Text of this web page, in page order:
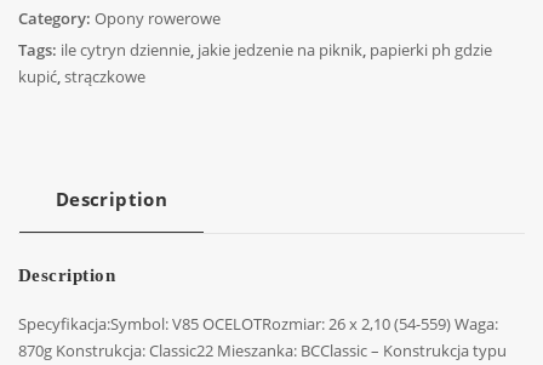
Category: Opony rowerowe
Tags: ile cytryn dziennie, jakie jedzenie na piknik, papierki ph gdzie
kupić,strączkowe
Description
Description
Specyfikacja:Symbol: V85 OCELOTRozmiar: 26 x 2,10 (54-559) Waga:
870g Konstrukcja: Classic22 Mieszanka: BCClassic – Konstrukcja typu